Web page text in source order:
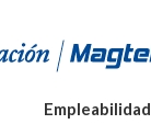
Empleabilidad